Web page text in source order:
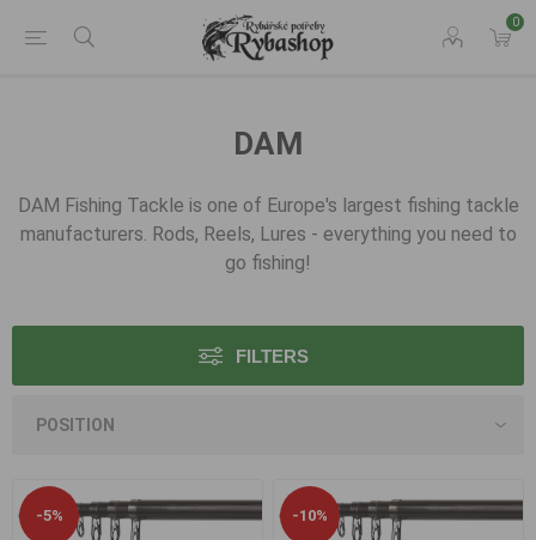
0
DAM
DAM Fishing Tackle is one of Europe's largest fishing tackle
manufacturers. Rods, Reels, Lures - everything you need to
go fishing!
FILTERS
-5% -10%